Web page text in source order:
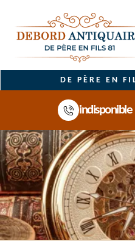
DE PÈRE EN
indisponible